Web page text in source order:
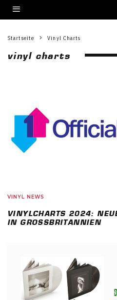
Startseite Vinyl Charts
vinyl charts
VINYL NEWS
VINYLCHARTS 2024:
IN GROSSBRITANNIEN